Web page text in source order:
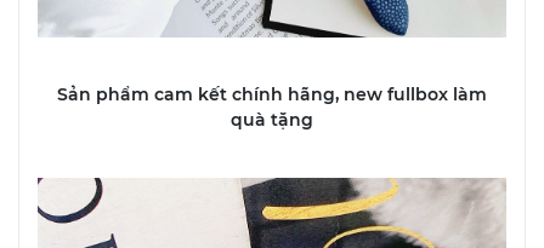
Sản phẩm cam kết chính hãng, new fullbox làm
quà tặng